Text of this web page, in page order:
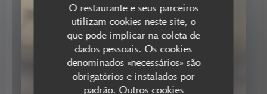
O restaurante e seus parceiros
utilizam cookies neste site, o
que pode implicar na coleta de
dados pessoais. Os cookies
denominados «necessários» são
obrigatórios e instalados por
padrão. Outros cookies